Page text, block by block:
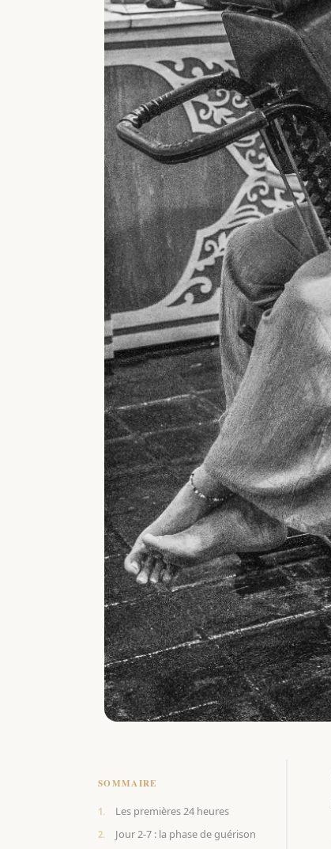
SOMMAIRE
Les premières 24 heures
Jour 2-7 : la phase de guérison